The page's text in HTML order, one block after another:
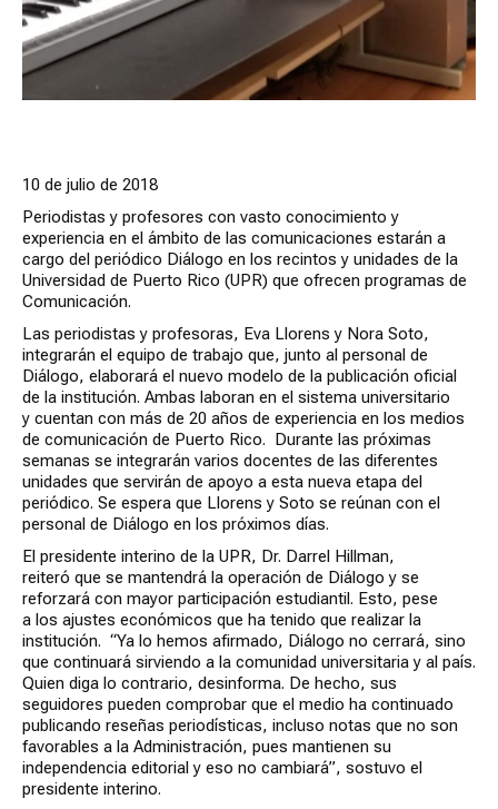
10 de julio de 2018
Periodistas y profesores con vasto conocimiento y
experiencia en el ámbito de las comunicaciones estarán a
cargo del periódico Diálogo en los recintos y unidades de la
Universidad de Puerto Rico (UPR) que ofrecen programas de
Comunicación.
Las periodistas y profesoras, Eva Llorens y Nora Soto,
integrarán el equipo de trabajo que, junto al personal de
Diálogo, elaborará el nuevo modelo de la publicación oficial
de la institución. Ambas laboran en el sistema universitario
y cuentan con más de 20 años de experiencia en los medios
de comunicación de Puerto Rico. Durante las próximas
semanas se integrarán varios docentes de las diferentes
unidades que servirán de apoyo a esta nueva etapa del
periódico. Se espera que Llorens y Soto se reúnan con el
personal de Diálogo en los próximos días.
El presidente interino de la UPR, Dr. Darrel Hillman,
reiteró que se mantendrá la operación de Diálogo y se
reforzará con mayor participación estudiantil. Esto, pese
a los ajustes económicos que ha tenido que realizar la
institución. “Ya lo hemos afirmado, Diálogo no cerrará, sino
que continuará sirviendo a la comunidad universitaria y al país.
Quien diga lo contrario, desinforma. De hecho, sus
seguidores pueden comprobar que el medio ha continuado
publicando reseñas periodísticas, incluso notas que no son
favorables a la Administración, pues mantienen su
independencia editorial y eso no cambiará”, sostuvo el
presidente interino.